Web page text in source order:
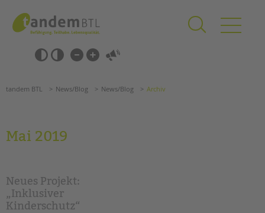
springen
Barrierefrei-
Einstellungen
überspringen
überspringen
Förderzentren
Kollegs
EFöB
tandem BTL News/Blog News/Blog Archiv
Mai 2019
Neues Projekt:
„Inklusiver
Kinderschutz“